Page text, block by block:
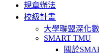
規章辦法
校級計畫
大學聯盟深化
SMART TMU
關於